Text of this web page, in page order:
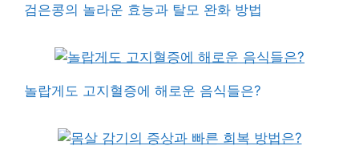
검은콩의 놀라운 효능과 탈모 완화 방법
놀랍게도 고지혈증에 해로운 음식들은?